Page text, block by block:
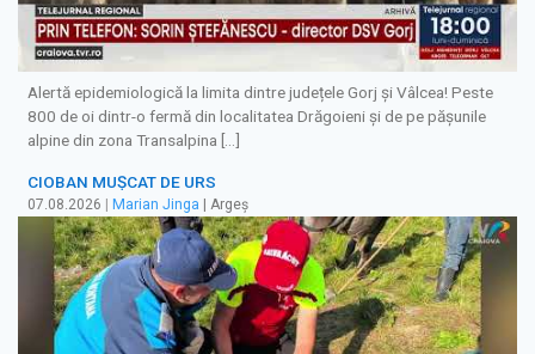
Alertă epidemiologică la limita dintre județele Gorj și Vâlcea! Peste
800 de oi dintr-o fermă din localitatea Drăgoieni și de pe pășunile
alpine din zona Transalpina […]
CIOBAN MUȘCAT DE URS
07.08.2026 | Marian Jinga | Argeș